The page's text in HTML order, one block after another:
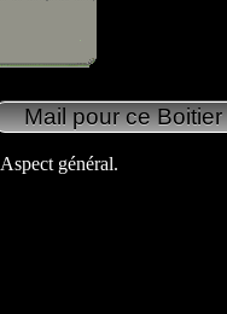
Aspect général.